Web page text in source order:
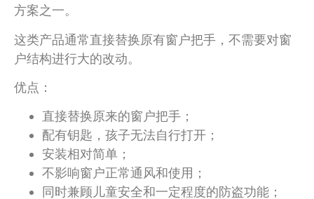
方案之一。
这类产品通常直接替换原有窗户把手，不需要对窗
户结构进行大的改动。
优点：
直接替换原来的窗户把手；
配有钥匙，孩子无法自行打开；
安装相对简单；
不影响窗户正常通风和使用；
同时兼顾儿童安全和一定程度的防盗功能；